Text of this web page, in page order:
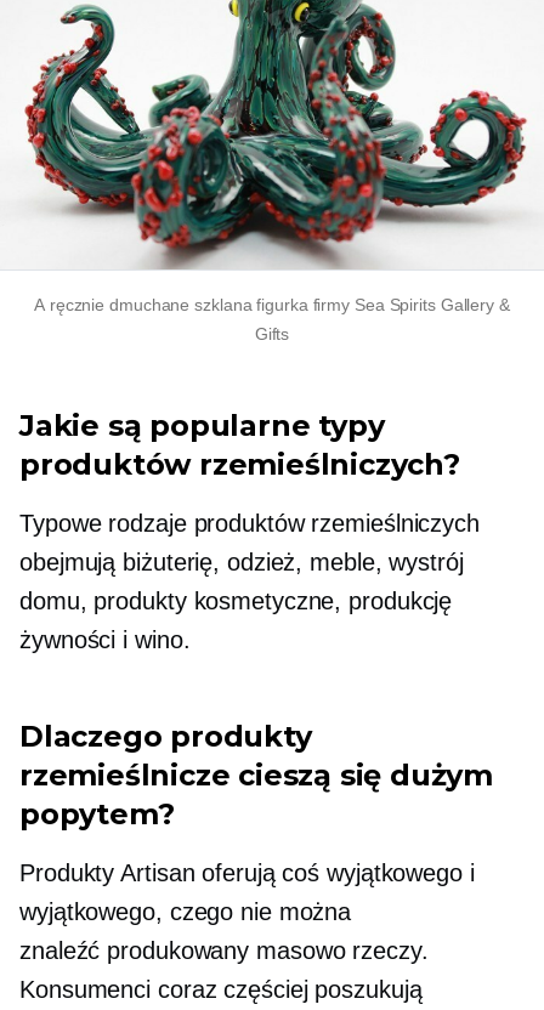
A ręcznie dmuchane szklana figurka firmy Sea Spirits Gallery &
Gifts
Jakie są popularne typy
produktów rzemieślniczych?
Typowe rodzaje produktów rzemieślniczych
obejmują biżuterię, odzież, meble, wystrój
domu, produkty kosmetyczne, produkcję
żywności i wino.
Dlaczego produkty
rzemieślnicze cieszą się dużym
popytem?
Produkty Artisan oferują coś wyjątkowego i
wyjątkowego, czego nie można
znaleźć produkowany masoworzeczy.
Konsumenci coraz częściej poszukują